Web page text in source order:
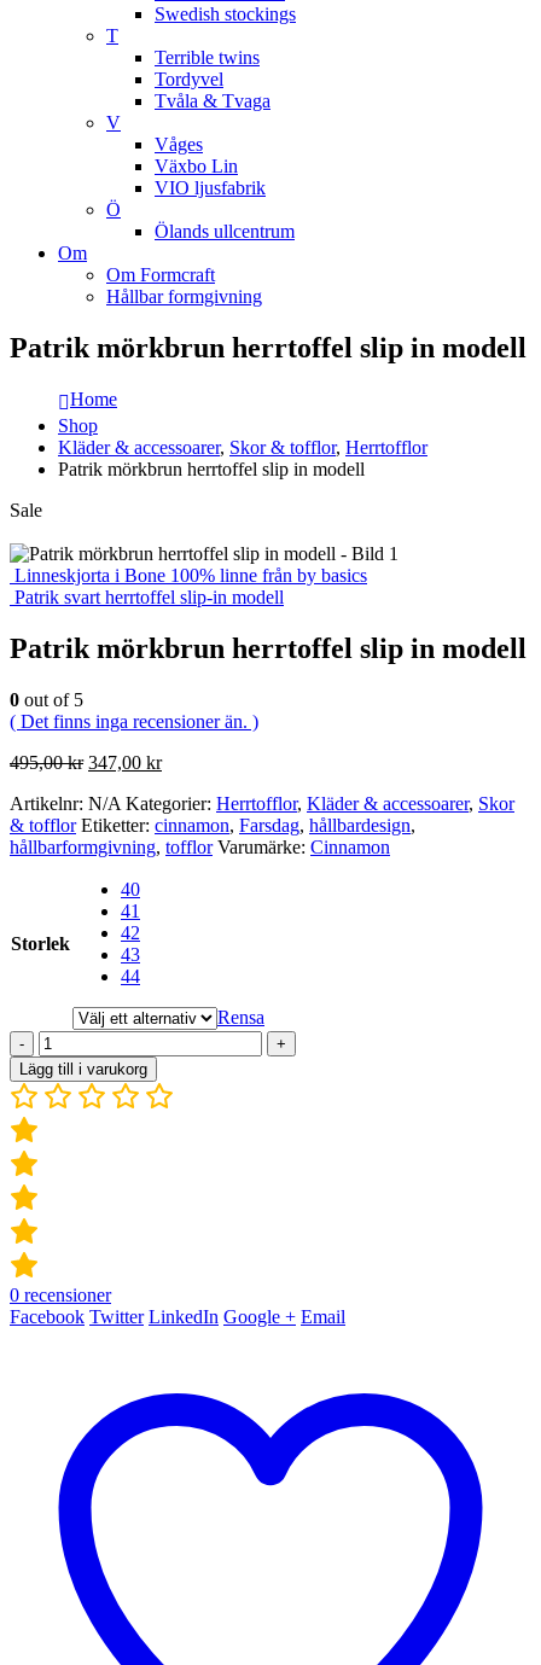
Swedish stockings
T
Terrible twins
Tordyvel
Tvåla & Tvaga
V
Våges
Växbo Lin
VIO ljusfabrik
Ö
Ölands ullcentrum
Om
Om Formcraft
Hållbar formgivning
Patrik mörkbrun herrtoffel slip in modell
Home
Shop
Kläder & accessoarer, Skor & tofflor, Herrtofflor
Patrik mörkbrun herrtoffel slip in modell
Sale
Linneskjorta i Bone 100% linne från by basics
Patrik svart herrtoffel slip-in modell
Patrik mörkbrun herrtoffel slip in modell
0 out of 5
( Det finns inga recensioner än. )
495,00kr Det
priset
var:
495,00 kr.
347,00 krDet
priset
är:
347,00 kr.
Artikelnr: N/A Kategorier: Herrtofflor, Kläder & accessoarer, Skor
& tofflor Etiketter: cinnamon, Farsdag, hållbardesign,
hållbarformgivning, tofflor Varumärke: Cinnamon
Storlek
40
41
42
43
44
Rensa
-
+
Lägg till i varukorg
0 recensioner
Facebook Twitter LinkedIn Google + Email